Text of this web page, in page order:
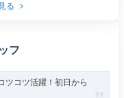
る
フ
ツコツ活躍！初日から